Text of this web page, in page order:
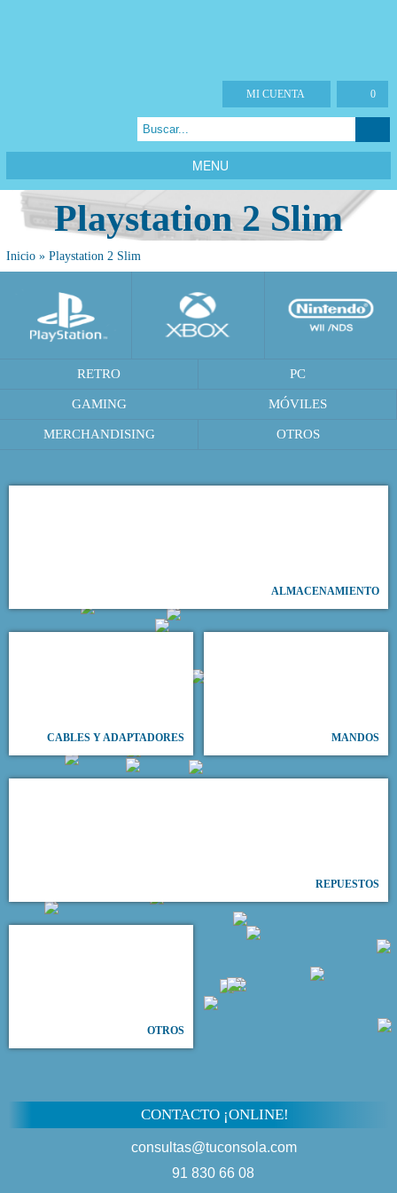
0
MI CUENTA
MENU
Playstation 2 Slim
Inicio » Playstation 2 Slim
RETRO PC
GAMING MÓVILES
MERCHANDISING OTROS
ALMACENAMIENTO
CABLES Y ADAPTADORES MANDOS
REPUESTOS
OTROS
CONTACTO ¡ONLINE!
consultas@tuconsola.com
91 830 66 08